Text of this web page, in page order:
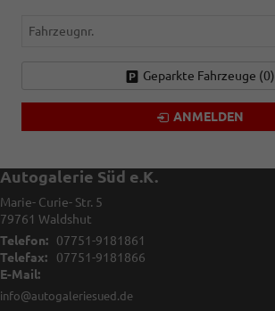
Fahrzeugnr.
Geparkte Fahrzeuge (0)
ANMELDEN
Autogalerie Süd e.K.
Marie- Curie- Str. 5
79761 Waldshut
Telefon:
07751-9181861
Telefax:
07751-9181866
E-Mail:
info@autogaleriesued.de